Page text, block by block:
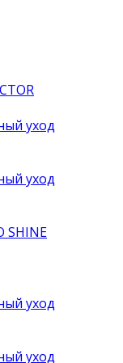
уход
уход
SHINE
уход
уход